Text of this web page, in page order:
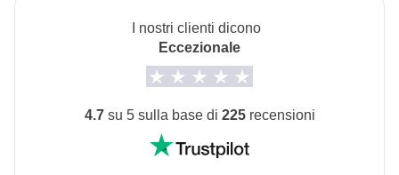
I nostri clienti dicono
Eccezionale
4.7su 5 sulla base di 225recensioni